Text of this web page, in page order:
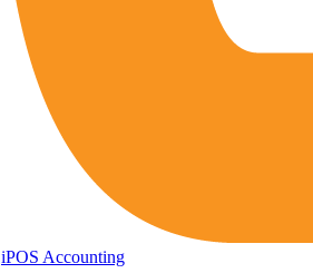
iPOS Accounting